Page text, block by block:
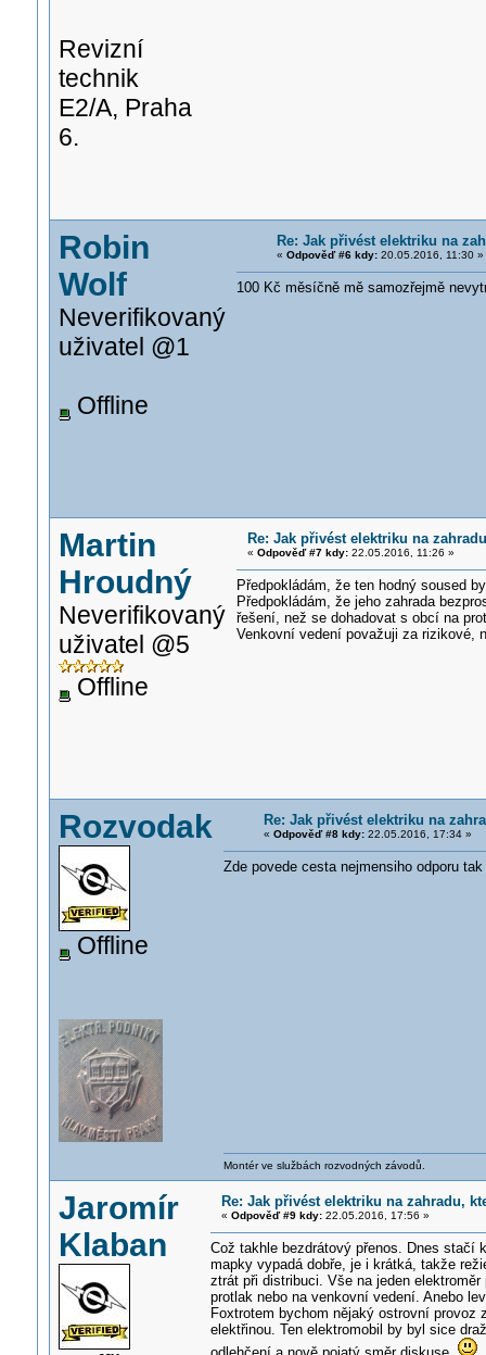
Revizní
technik
E2/A, Praha
6.
Robin
Wolf
Neverifikovaný
uživatel @1
Offline
Re: Jak přivést elektriku na
« Odpověď #6 kdy:20.05.2016, 11:30 »
100 Kč měsíčně mě samozřejmě
Martin
Hroudný
Neverifikovaný
uživatel @5
Offline
Re: Jak přivést elektriku na
« Odpověď #7 kdy:22.05.2016, 11:26 »
Předpokládám, že ten hodný soused
Předpokládám, že jeho zahrada
řešení, než se dohadovat s obcí na
Venkovní vedení považuji za rizikové,
Rozvodak
Offline
Re: Jak přivést elektriku na
« Odpověď #8 kdy:22.05.2016, 17:34 »
Zde povede cesta nejmensiho odporu
Montér ve službách rozvodných závodů.
Jaromír
Klaban
Re: Jak přivést elektriku na zahradu,
« Odpověď #9 kdy:22.05.2016, 17:56 »
Což takhle bezdrátový přenos. Dnes stačí
mapky vypadá dobře, je i krátká, takže
ztrát při distribuci. Vše na jeden
protlak nebo na venkovní vedení. Anebo
Foxtrotem bychom nějaký ostrovní provoz
elektřinou. Ten elektromobil by byl sice